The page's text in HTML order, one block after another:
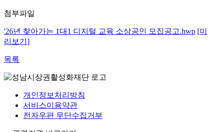
첨부파일
'26년 찾아가는 1대1 디지털 교육 소상공인 모집공고.hwp [미
리보기]
목록
개인정보처리방침
서비스이용약관
전자우편 무단수집거부